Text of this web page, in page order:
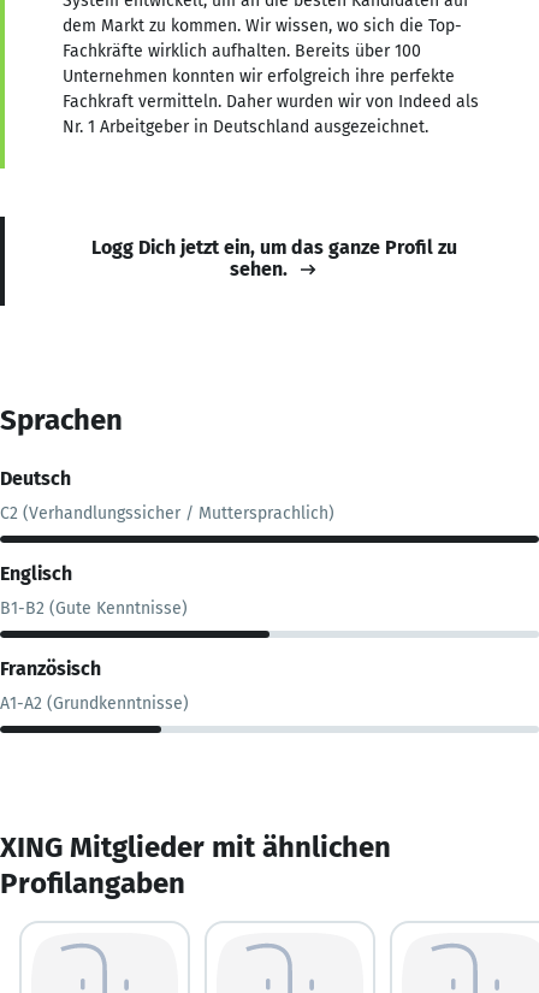
dem Markt zu kommen. Wir wissen, wo sich die Top-
Fachkräfte wirklich aufhalten. Bereits über 100
Unternehmen konnten wir erfolgreich ihre perfekte
Fachkraft vermitteln. Daher wurden wir von Indeed als
Nr. 1 Arbeitgeber in Deutschland ausgezeichnet.
Logg Dich jetzt ein, um das ganze Profil zu
sehen.
Sprachen
Deutsch
C2 (Verhandlungssicher / Muttersprachlich)
Englisch
B1-B2 (Gute Kenntnisse)
Französisch
A1-A2 (Grundkenntnisse)
XING Mitglieder mit ähnlichen
Profilangaben